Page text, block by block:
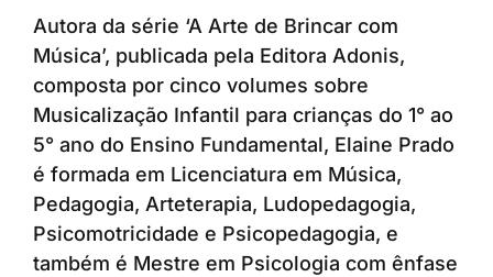
Autora da série ‘A Arte de Brincar com
Música’, publicada pela Editora Adonis,
composta por cinco volumes sobre
Musicalização Infantil para crianças do 1° ao
5° ano do Ensino Fundamental, Elaine Prado
é formada em Licenciatura em Música,
Pedagogia, Arteterapia, Ludopedagogia,
Psicomotricidade e Psicopedagogia, e
também é Mestre em Psicologia com ênfase